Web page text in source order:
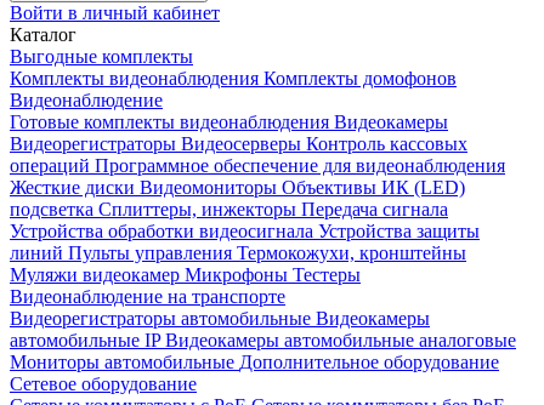
Войти в личный кабинет
Каталог
Выгодные комплекты
Комплекты видеонаблюдения Комплекты домофонов
Видеонаблюдение
Готовые комплекты видеонаблюдения Видеокамеры
Видеорегистраторы Видеосерверы Контроль кассовых
операций Программное обеспечение для видеонаблюдения
Жесткие диски Видеомониторы Объективы ИК (LED)
подсветка Сплиттеры, инжекторы Передача сигнала
Устройства обработки видеосигнала Устройства защиты
линий Пульты управления Термокожухи, кронштейны
Муляжи видеокамер Микрофоны Тестеры
Видеонаблюдение на транспорте
Видеорегистраторы автомобильные Видеокамеры
автомобильные IPВидеокамеры автомобильные аналоговые
Мониторы автомобильные Дополнительное оборудование
Сетевое оборудование